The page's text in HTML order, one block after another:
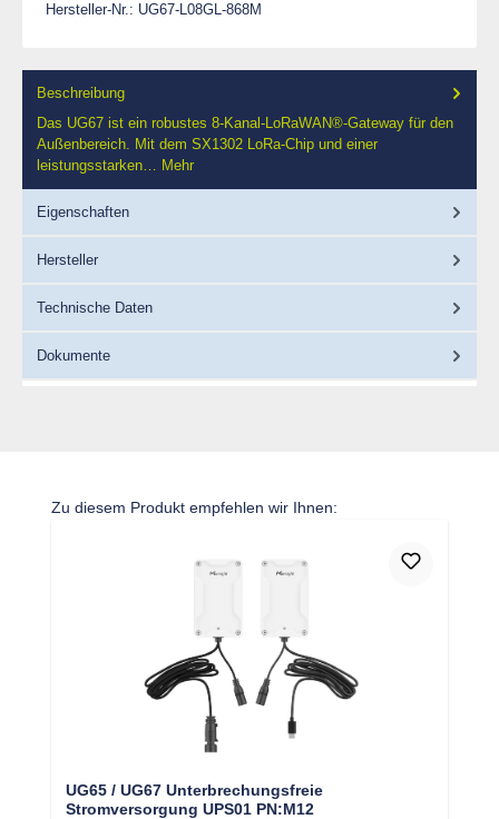
Hersteller-Nr.: UG67-L08GL-868M
Beschreibung
Das UG67 ist ein robustes 8-Kanal-LoRaWAN®-Gateway für den
Außenbereich. Mit dem SX1302 LoRa-Chip und einer
leistungsstarken… Mehr
Eigenschaften
Hersteller
Technische Daten
Dokumente
Produktgalerie überspringen
Zu diesem Produkt empfehlen wir Ihnen:
UG65 / UG67 Unterbrechungsfreie
Stromversorgung UPS01 PN:M12